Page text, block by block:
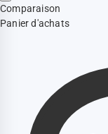
Comparaison
Panier d'achats